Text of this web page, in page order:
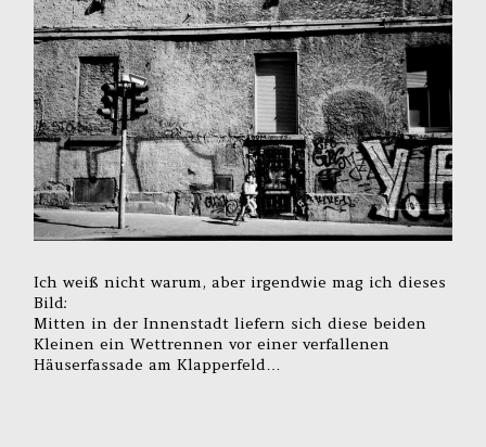
Ich weiß nicht warum, aber irgendwie mag ich dieses
Bild:
Mitten in der Innenstadt liefern sich diese beiden
Kleinen ein Wettrennen vor einer verfallenen
Häuserfassade am Klapperfeld…